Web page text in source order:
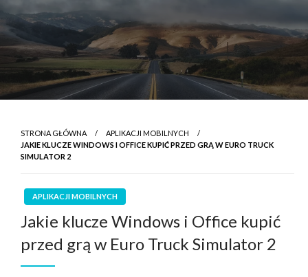
STRONA GŁÓWNA
APLIKACJI MOBILNYCH
JAKIE KLUCZE WINDOWS I OFFICE KUPIĆ PRZED GRĄ W EURO TRUCK
SIMULATOR 2
APLIKACJI MOBILNYCH
Jakie klucze Windows i Office kupić
przed grą w Euro Truck Simulator 2